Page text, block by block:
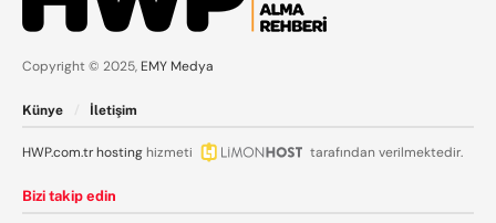
Copyright © 2025, EMY Medya
Künye İletişim
HWP.com.trhosting hizmeti tarafından verilmektedir.
Bizi takip edin